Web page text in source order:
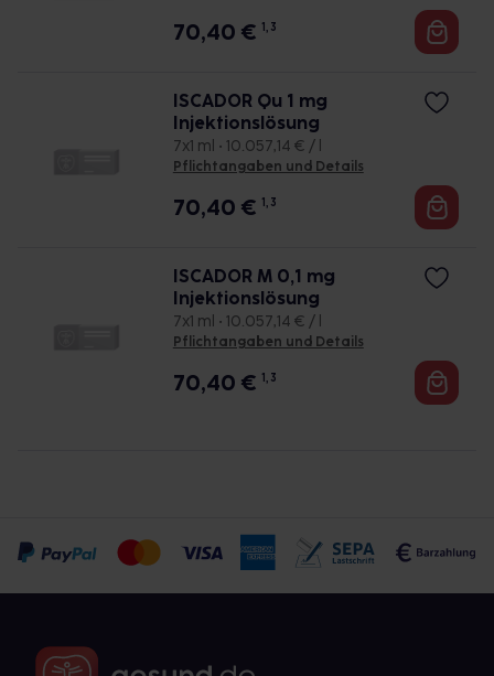
70,40 € 1, 3
ISCADOR Qu 1 mg
Injektionslösung
7x1 ml • 10.057,14 € / l
Pflichtangaben und Details
70,40 € 1, 3
ISCADOR M 0,1 mg
Injektionslösung
7x1 ml • 10.057,14 € / l
Pflichtangaben und Details
70,40 € 1, 3